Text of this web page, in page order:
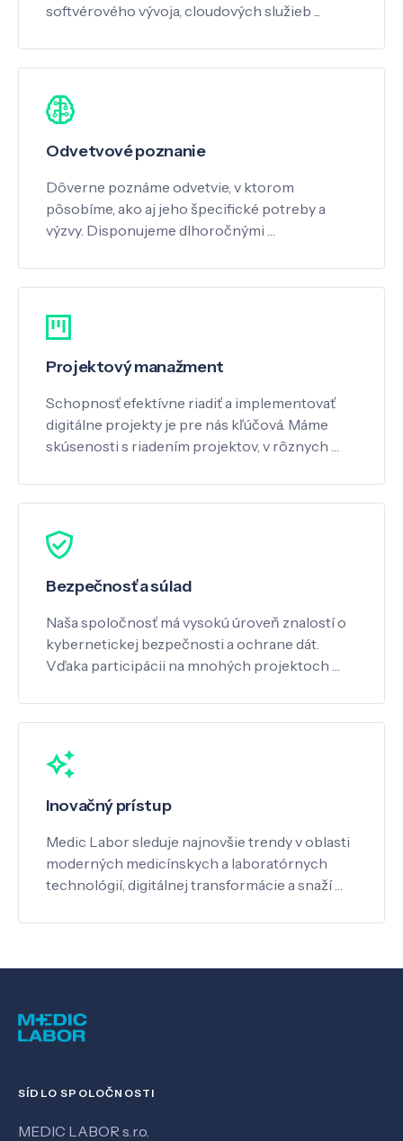
softvérového vývoja, cloudových služieb ...
Odvetvové poznanie
Dôverne poznáme odvetvie, v ktorom
pôsobíme, ako aj jeho špecifické potreby a
výzvy. Disponujeme dlhoročnými …
Projektový manažment
Schopnosť efektívne riadiť a implementovať
digitálne projekty je pre nás kľúčová. Máme
skúsenosti s riadením projektov, v rôznych …
Bezpečnosť a súlad
Naša spoločnosť má vysokú úroveň znalostí o
kybernetickej bezpečnosti a ochrane dát.
Vďaka participácii na mnohých projektoch …
Inovačný prístup
Medic Labor sleduje najnovšie trendy v oblasti
moderných medicínskych a laboratórnych
technológií, digitálnej transformácie a snaží …
SÍDLO SPOLOČNOSTI
MEDIC LABOR s.r.o.